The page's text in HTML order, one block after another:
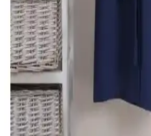
Varol Dama ve Nemesis Serisi Pike
Karşılaştırması: Özellikler ve
İki yüksek kaliteli pike bornoz modeli detaylı
özellikleri, kullanıcı yorumları ve kullanım
ihtiyaçlarınıza en uygun bornozu seçmenize
Varol Dama ve Orfe Serisi Pike
Karşılaştırması: Özellikler ve
Varol Dama ve Orfe serisi pike bornozların
yorumları ve performansını
ve dayanıklılık açısından detaylı bilgiler içerir.